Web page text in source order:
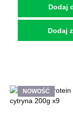
Dodaj
Dodaj
NOWOŚĆ